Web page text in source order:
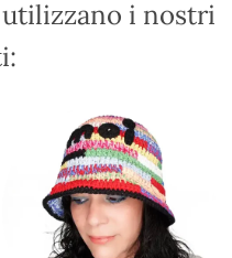
utilizzano i nostri